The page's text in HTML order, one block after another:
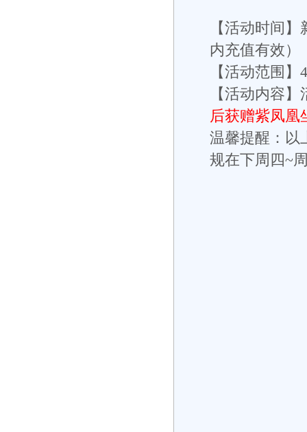
【活动时间
内充值有效）
【活动范围】
【活动内容】
后获赠紫凤凰
温馨提醒：以
规在下周四~